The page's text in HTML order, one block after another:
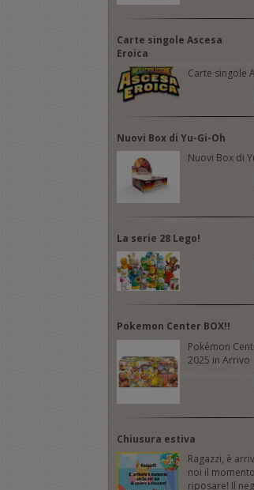
Carte singole Ascesa
Eroica
Carte singole
Nuovi Box di Yu-Gi-Oh
Nuovi Box di
La serie 28 Lego!
Pokemon Center BOX!!
Pokémon
2025 in Arrivo
Chiusura estiva
Ragazzi, è
noi il
riposare! Il